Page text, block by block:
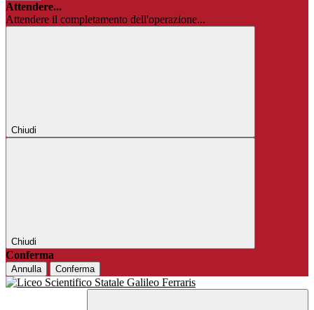
Attendere...
Attendere il completamento dell'operazione...
Chiudi
Chiudi
Conferma
Annulla Conferma